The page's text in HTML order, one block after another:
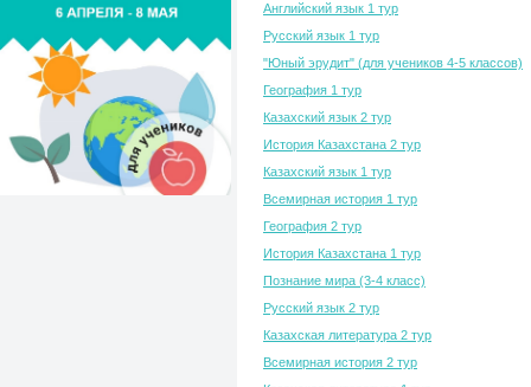
Английский язык 1 тур
Русский язык 1 тур
"Юный эрудит" (для учеников 4-5 классов)
География 1 тур
Казахский язык 2 тур
История Казахстана 2 тур
Казахский язык 1 тур
Всемирная история 1 тур
География 2 тур
История Казахстана 1 тур
Познание мира (3-4 класс)
Русский язык 2 тур
Казахская литература 2 тур
Всемирная история 2 тур